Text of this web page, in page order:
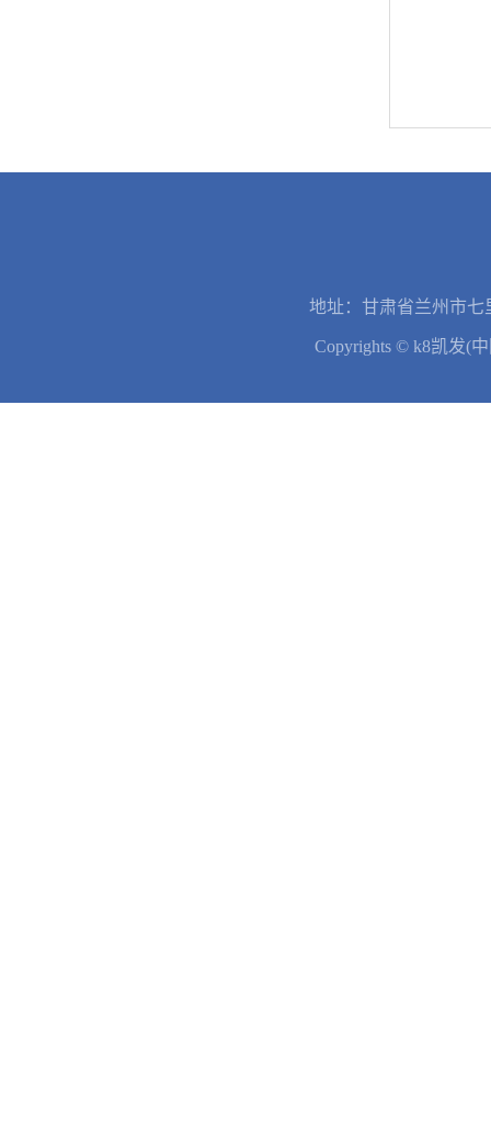
地址：甘肃省兰州市
Copyrights © k8凯发(